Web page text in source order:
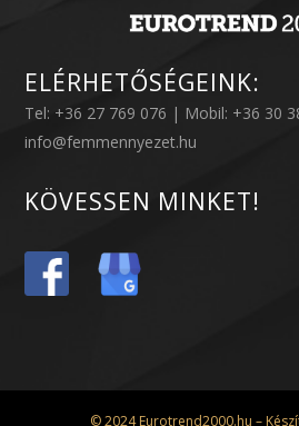
ELÉRHETŐSÉGEINK:
Tel: +36 27 769 076 | Mobil: +36 30
info@femmennyezet.hu
KÖVESSEN MINKET!
© 2024 Eurotrend2000.hu –